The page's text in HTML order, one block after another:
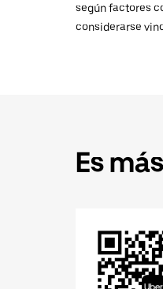
según factores
considerarse
Es